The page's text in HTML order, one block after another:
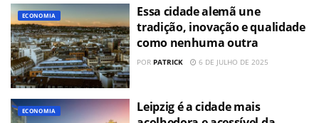
ECONOMIA
Essa cidade alemã une
tradição, inovação e qualidade
como nenhuma outra
POR PATRICK 6 DE JULHO DE 2025
ECONOMIA
Leipzig é a cidade mais